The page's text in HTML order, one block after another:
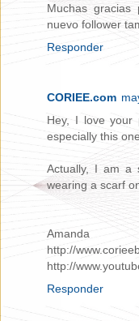
Muchas
nuevo follower
Responder
CORIEE.com
Hey, I love your
especially this
Actually, I am a
wearing a scarf
Amanda
http://
http://
Responder